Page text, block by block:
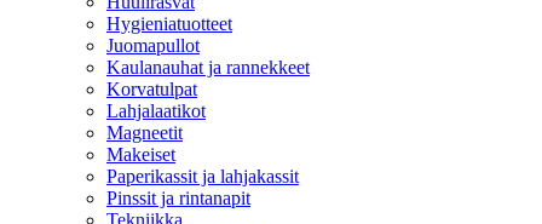
Hygieniatuotteet
Juomapullot
Kaulanauhat ja rannekkeet
Korvatulpat
Lahjalaatikot
Magneetit
Makeiset
Paperikassit ja lahjakassit
Pinssit ja rintanapit
Tekniikka